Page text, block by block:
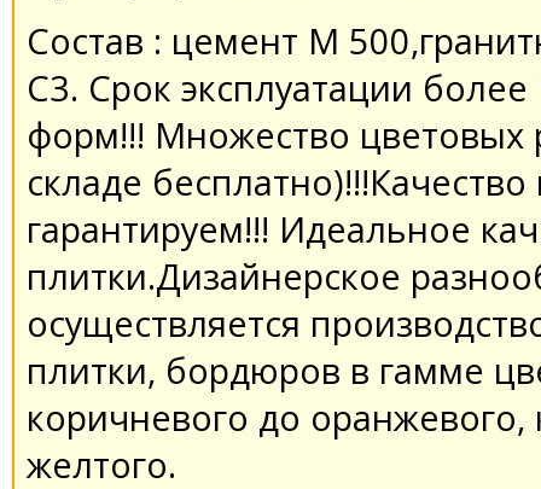
Состав : цемент M
C3. Срок эксплуатации
форм!!! Множество
складе
гарантируем!!! Идеальное
плитки.Дизайнерское
осуществляется
плитки, бордюров в гамме
коричневого до оранжевого,
желтого.